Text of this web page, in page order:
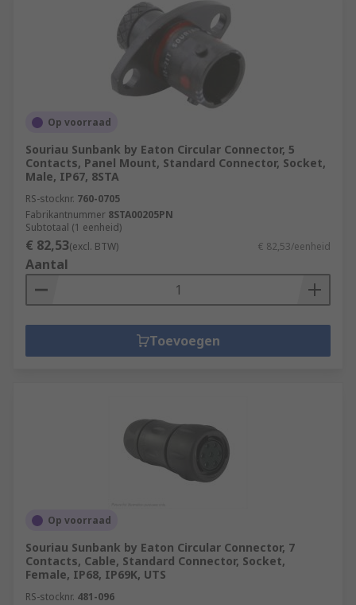
Op voorraad
Souriau Sunbank by Eaton Circular Connector, 5
Contacts, Panel Mount, Standard Connector, Socket,
Male, IP67, 8STA
RS-stocknr. 760-0705
Fabrikantnummer 8STA00205PN
Subtotaal (1 eenheid)
€ 82,53(excl. BTW) € 82,53/eenheid
Aantal
Toevoegen
Op voorraad
Souriau Sunbank by Eaton Circular Connector, 7
Contacts, Cable, Standard Connector, Socket,
Female, IP68, IP69K, UTS
RS-stocknr. 481-096